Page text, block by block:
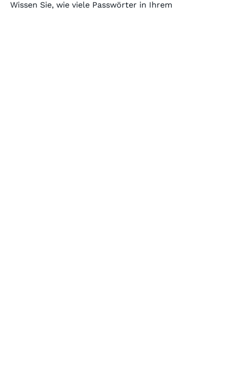
Wissen Sie, wie viele Passwörter in Ihrem